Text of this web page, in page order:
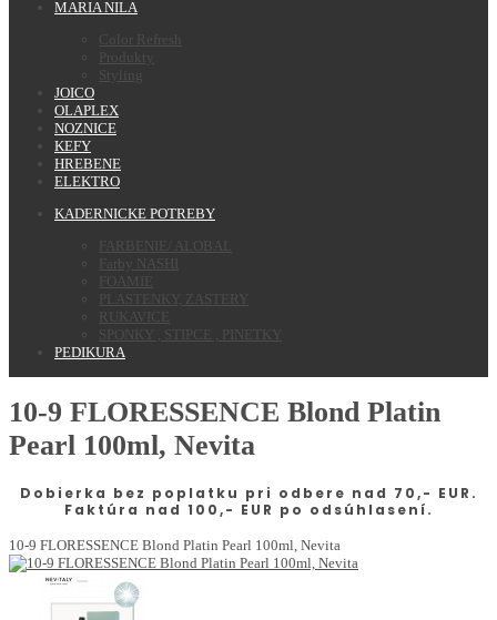
MARIA NILA
Color Refresh
Produkty
Styling
JOICO
OLAPLEX
NOZNICE
KEFY
HREBENE
ELEKTRO
KADERNICKE POTREBY
FARBENIE/ ALOBAL
Farby NASHI
FOAMIE
PLASTENKY, ZASTERY
RUKAVICE
SPONKY , STIPCE , PINETKY
PEDIKURA
10-9 FLORESSENCE Blond Platin
Pearl 100ml, Nevita
Dobierka bez poplatku pri odbere nad 70,- EUR.
Faktúra nad 100,- EUR po odsúhlasení.
10-9 FLORESSENCE Blond Platin Pearl 100ml, Nevita